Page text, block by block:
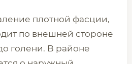
плотной фасции,
по внешней стороне
голени. В районе